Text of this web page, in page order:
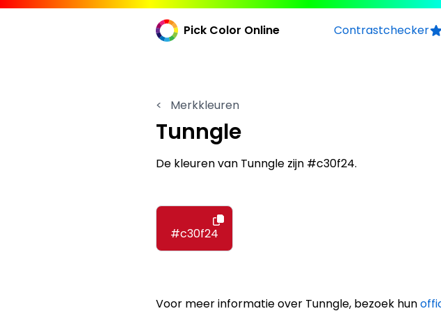
Pick Color Online Contrastchecker
< Merkkleuren
Tunngle
De kleuren van Tunngle zijn #c30f24.
#c30f24
Voor meer informatie over Tunngle, bezoek hun